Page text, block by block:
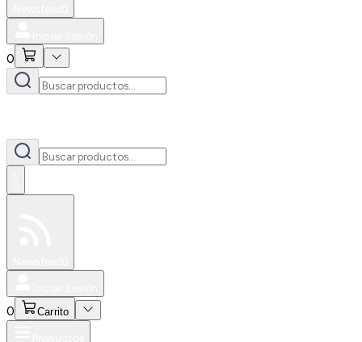
0
0 Carrito